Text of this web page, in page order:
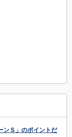
ンＳ」のポイントだ